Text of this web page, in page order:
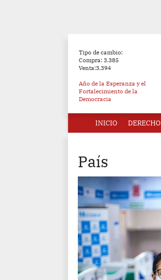
Tipo de cambio:
Compra: 3.385
Venta:3.394
Año de la Esperanza y el
Fortalecimiento de la
Democracia
INICIO DERECHO
País